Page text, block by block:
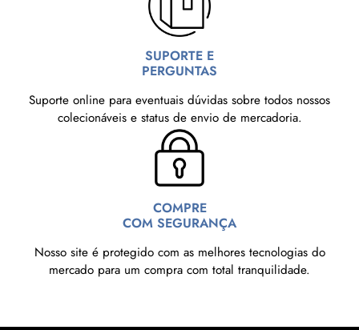
SUPORTE E
PERGUNTAS
Suporte online para eventuais dúvidas sobre todos nossos
colecionáveis e status de envio de mercadoria.
COMPRE
COM SEGURANÇA
Nosso site é protegido com as melhores tecnologias do
mercado para um compra com total tranquilidade.